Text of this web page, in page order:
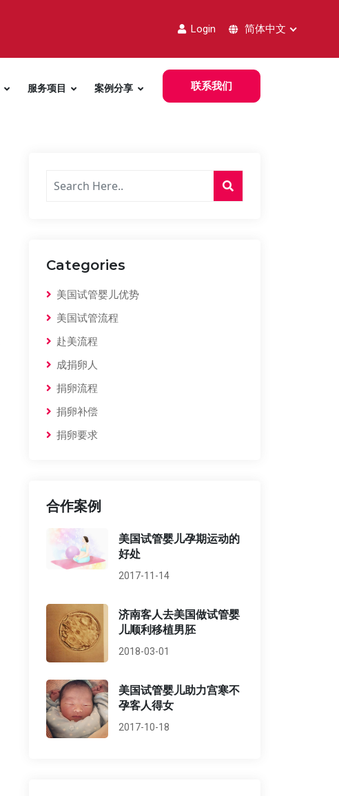
Login 简体中文
服务项目 案例分享 联系我们
Categories
美国试管婴儿优势
美国试管流程
赴美流程
成捐卵人
捐卵流程
捐卵补偿
捐卵要求
合作案例
美国试管婴儿孕期运动的
好处
2017-11-14
济南客人去美国做试管婴
儿顺利移植男胚
2018-03-01
美国试管婴儿助力宫寒不
孕客人得女
2017-10-18